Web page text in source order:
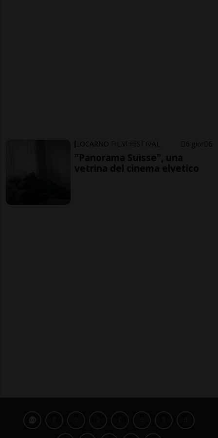
LOCARNO FILM FESTIVAL 6 gior 6
"Panorama Suisse", una
vetrina del cinema elvetico